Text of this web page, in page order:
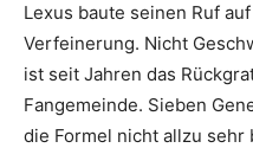
Lexus baute seinen Ruf
Verfeinerung. Nicht
ist seit Jahren das
Fangemeinde. Sieben
die Formel nicht allzu sehr